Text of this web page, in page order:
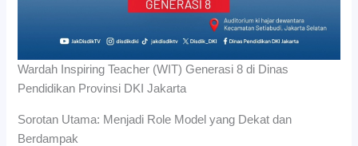
Wardah Inspiring Teacher (WIT) Generasi 8 di Dinas
Pendidikan Provinsi DKI Jakarta
Sorotan Utama: Menjadi Role Model yang Dekat dan
Berdampak